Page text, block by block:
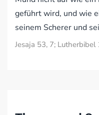
geführt wird, und wie
seinem Scherer und
Jesaja 53, 7; Lutherbibel